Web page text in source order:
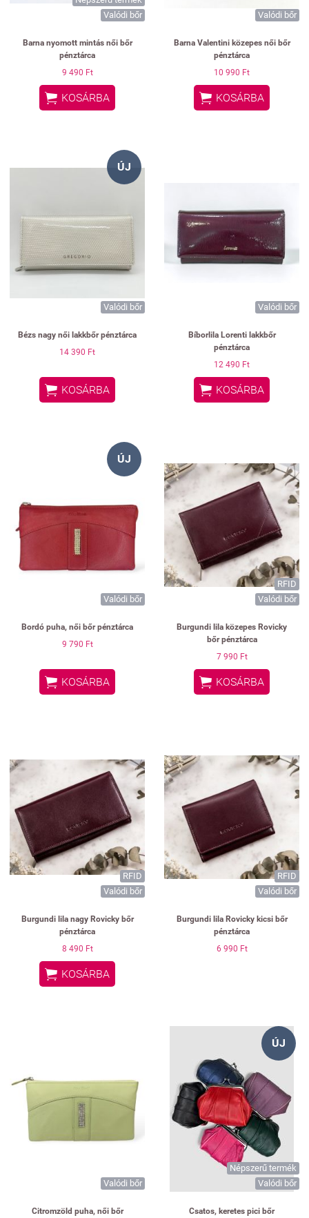
Valódi bőr
Barna nyomott mintás női bőr
pénztárca
9 490 Ft
 KOSÁRBA
Valódi bőr
Barna Valentini közepes női bőr
pénztárca
10 990 Ft
 KOSÁRBA
ÚJ
Valódi bőr
Bézs nagy női lakkbőr pénztárca
14 390 Ft
 KOSÁRBA
Valódi bőr
Bíborlila Lorenti lakkbőr
pénztárca
12 490 Ft
 KOSÁRBA
ÚJ
Valódi bőr
Bordó puha, női bőr pénztárca
9 790 Ft
 KOSÁRBA
RFID
Valódi bőr
Burgundi lila közepes Rovicky
bőr pénztárca
7 990 Ft
 KOSÁRBA
RFID
Valódi bőr
Burgundi lila nagy Rovicky bőr
pénztárca
8 490 Ft
 KOSÁRBA
RFID
Valódi bőr
Burgundi lila Rovicky kicsi bőr
pénztárca
6 990 Ft
Valódi bőr
Citromzöld puha, női bőr
ÚJ
Népszerű termék
Valódi bőr
Csatos, keretes pici bőr